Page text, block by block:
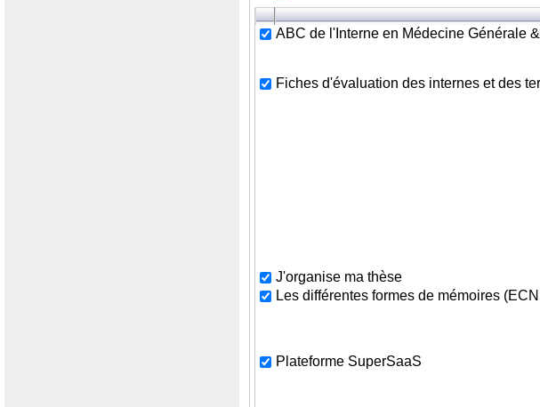
ABC de l'Interne en Médecine Générale
Fiches d'évaluation des internes et des
J'organise ma thèse
Les différentes formes de mémoires
Plateforme SuperSaaS